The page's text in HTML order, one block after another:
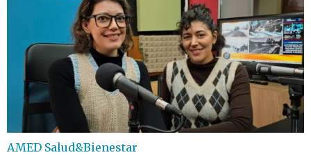
AMED Salud&Bienestar